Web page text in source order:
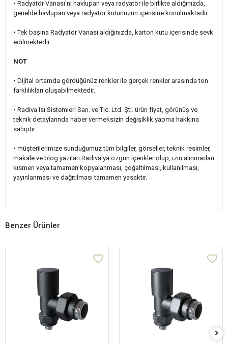
• Radyatör Vanası'nı havlupan veya radyatör ile birlikte aldığınızda,
genelde havlupan veya radyatör kutunuzun içerisine konulmaktadır.
• Tek başına Radyatör Vanası aldığınızda, karton kutu içerisinde sevk
edilmektedir.
NOT
• Dijital ortamda gördüğünüz renkler ile gerçek renkler arasında ton
farklılıkları oluşabilmektedir.
• Radiva Isı Sistemleri San. ve Tic. Ltd. Şti. ürün fiyat, görünüş ve
teknik detaylarında haber vermeksizin değişiklik yapma hakkına
sahiptir.
• müşterilerimize sunduğumuz tüm bilgiler, görseller, teknik resimler,
makale ve blog yazıları Radiva'ya özgün içerikler olup, izin alınmadan
kısmen veya tamamen kopyalanması, çoğaltılması, kullanılması,
yayınlanması ve dağıtılması tamamen yasaktır.
Benzer Ürünler